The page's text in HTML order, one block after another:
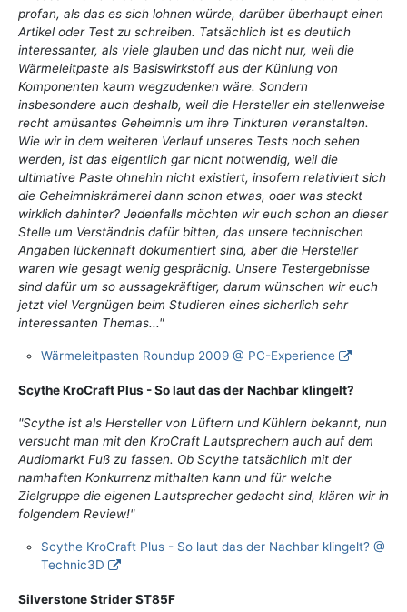
profan, als das es sich lohnen würde, darüber überhaupt einen
Artikel oder Test zu schreiben. Tatsächlich ist es deutlich
interessanter, als viele glauben und das nicht nur, weil die
Wärmeleitpaste als Basiswirkstoff aus der Kühlung von
Komponenten kaum wegzudenken wäre. Sondern
insbesondere auch deshalb, weil die Hersteller ein stellenweise
recht amüsantes Geheimnis um ihre Tinkturen veranstalten.
Wie wir in dem weiteren Verlauf unseres Tests noch sehen
werden, ist das eigentlich gar nicht notwendig, weil die
ultimative Paste ohnehin nicht existiert, insofern relativiert sich
die Geheimniskrämerei dann schon etwas, oder was steckt
wirklich dahinter? Jedenfalls möchten wir euch schon an dieser
Stelle um Verständnis dafür bitten, das unsere technischen
Angaben lückenhaft dokumentiert sind, aber die Hersteller
waren wie gesagt wenig gesprächig. Unsere Testergebnisse
sind dafür um so aussagekräftiger, darum wünschen wir euch
jetzt viel Vergnügen beim Studieren eines sicherlich sehr
interessanten Themas..."
Wärmeleitpasten Roundup 2009 @ PC-Experience
Scythe KroCraft Plus - So laut das der Nachbar klingelt?
"Scythe ist als Hersteller von Lüftern und Kühlern bekannt, nun
versucht man mit den KroCraft Lautsprechern auch auf dem
Audiomarkt Fuß zu fassen. Ob Scythe tatsächlich mit der
namhaften Konkurrenz mithalten kann und für welche
Zielgruppe die eigenen Lautsprecher gedacht sind, klären wir in
folgendem Review!"
Scythe KroCraft Plus - So laut das der Nachbar klingelt? @
Technic3D
Silverstone Strider ST85F